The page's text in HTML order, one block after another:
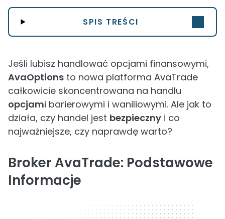
SPIS TREŚCI
Jeśli lubisz handlować opcjami finansowymi,
AvaOptions to nowa platforma AvaTrade
całkowicie skoncentrowana na handlu
opcjami barierowymi i waniliowymi. Ale jak to
działa, czy handel jest bezpieczny i co
najważniejsze, czy naprawdę warto?
Broker AvaTrade: Podstawowe
Informacje
320 x 50